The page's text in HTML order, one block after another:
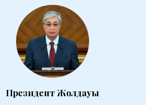
Президент Жолдауы